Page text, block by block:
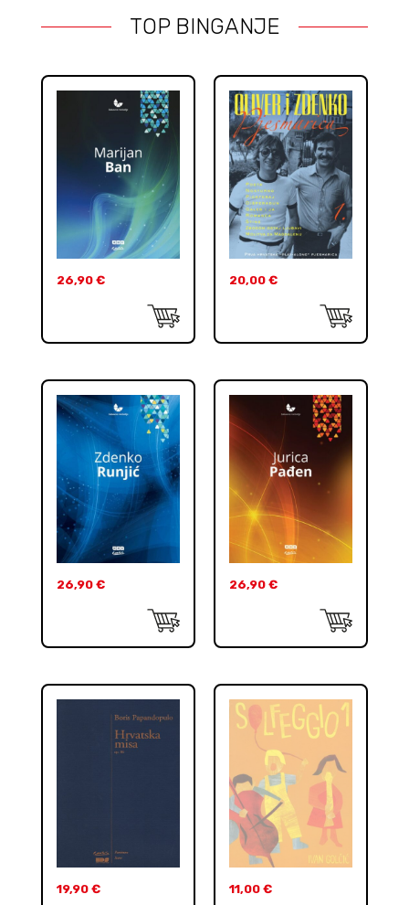
TOP BINGANJE
26,90 € 20,00 €
26,90 € 26,90 €
19,90 € 11,00 €